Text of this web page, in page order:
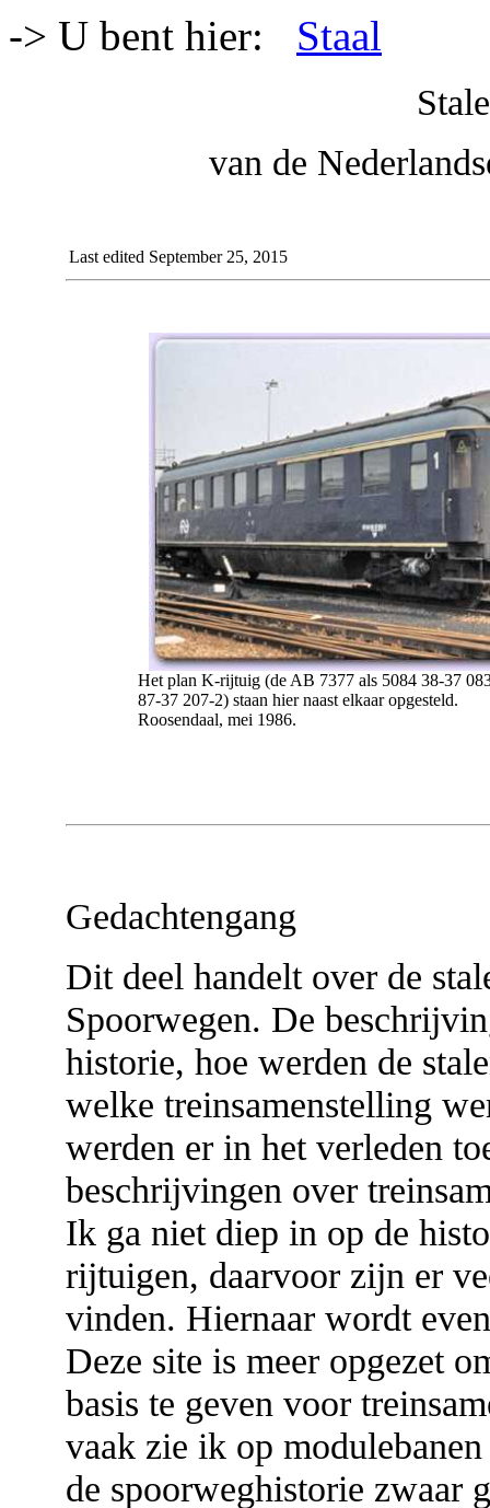
-> U bent hier: Staal
van de
Last edited September 25, 2015
Het plan K-rijtuig (de AB 7377 als 5084 38-37
87-37 207-2) staan hier naast elkaar opgesteld.
Roosendaal, mei 1986.
Gedachtengang
Dit deel handelt over de
Spoorwegen. De
historie, hoe werden de
welke treinsamenstelling
werden er in het verleden
beschrijvingen over
Ik ga niet diep in op de
rijtuigen, daarvoor zijn er
vinden. Hiernaar wordt
Deze site is meer opgezet
basis te geven voor
vaak zie ik op
de spoorweghistorie zwaar